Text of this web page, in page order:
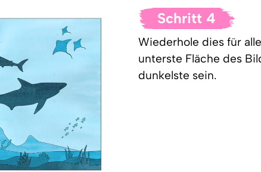
Schritt 4
Wiederhole dies für
unterste Fläche des
dunkelste sein.